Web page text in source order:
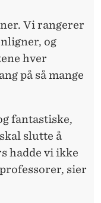
Vi rangerer
og
hver
på så mange
fantastiske,
slutte å
hadde vi ikke
sier